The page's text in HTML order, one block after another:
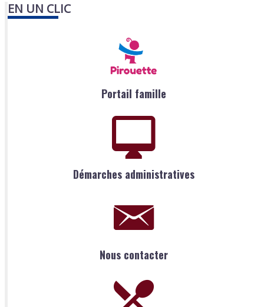
EN UN CLIC
Portail famille
Démarches administratives
Nous contacter